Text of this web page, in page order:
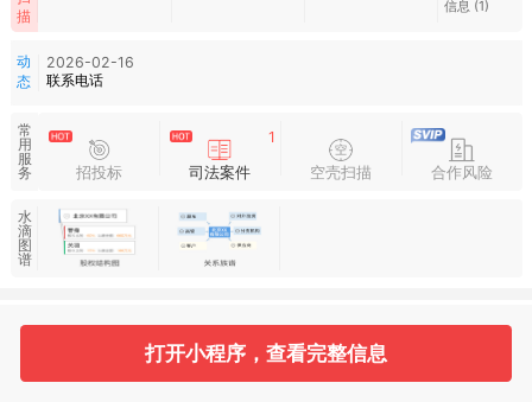
描
信息 (1)
动
态
2026-02-16
联系电话
常
用
服
务
招投标
1
司法案件 空壳扫描 合作风险
水
滴
图
谱
基本信息
打开小程序，查看完整信息